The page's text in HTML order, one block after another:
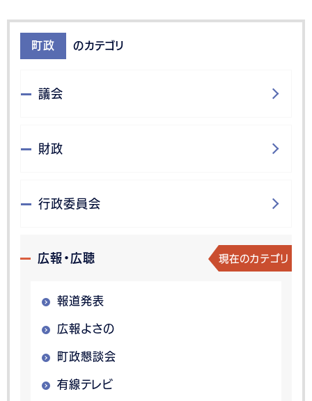
町政 のカテゴリ
議会
財政
行政委員会
広報・広聴 現在のカテゴリ
報道発表
広報よさの
町政懇談会
有線テレビ